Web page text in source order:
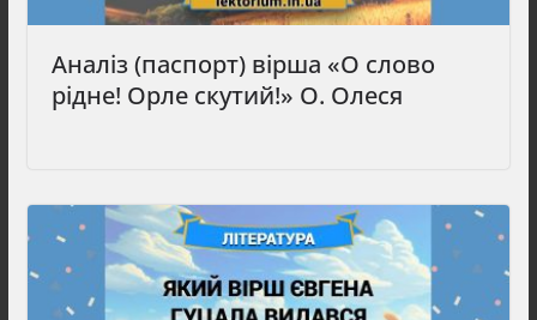
Аналіз (паспорт) вірша «О слово
рідне! Орле скутий!» О. Олеся